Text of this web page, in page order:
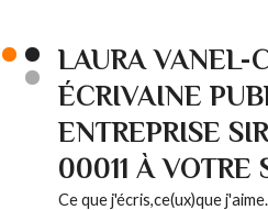
LAURA VANEL-
ÉCRIVAINE
ENTREPRISE
00011 À VOTRE
Ce que j'écris,ce(ux)que